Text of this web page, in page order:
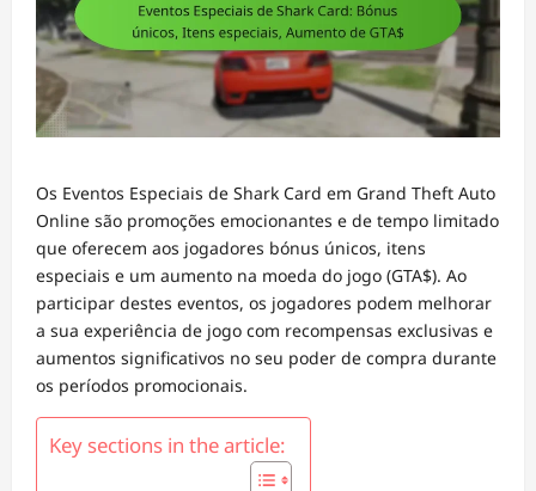
Os Eventos Especiais de Shark Card em Grand Theft Auto
Online são promoções emocionantes e de tempo limitado
que oferecem aos jogadores bónus únicos, itens
especiais e um aumento na moeda do jogo (GTA$). Ao
participar destes eventos, os jogadores podem melhorar
a sua experiência de jogo com recompensas exclusivas e
aumentos significativos no seu poder de compra durante
os períodos promocionais.
Key sections in the article: